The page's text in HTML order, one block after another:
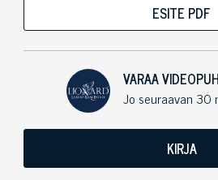
ESITE PDF
VARAA
Jo seuraavan 30
KIRJA